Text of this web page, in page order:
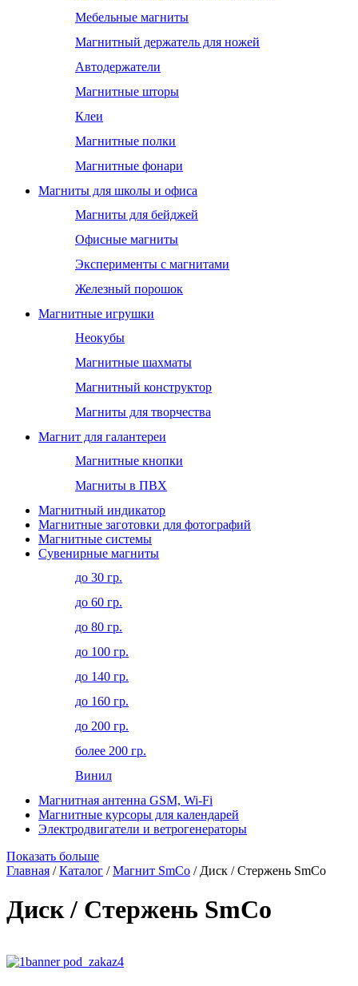
Мебельные магниты
Магнитный держатель для ножей
Автодержатели
Магнитные шторы
Клеи
Магнитные полки
Магнитные фонари
Магниты для школы и офиса
Магниты для бейджей
Офисные магниты
Эксперименты с магнитами
Железный порошок
Магнитные игрушки
Неокубы
Магнитные шахматы
Магнитный конструктор
Магниты для творчества
Магнит для галантереи
Магнитные кнопки
Магниты в ПВХ
Магнитный индикатор
Магнитные заготовки для фотографий
Магнитные системы
Сувенирные магниты
до 30 гр.
до 60 гр.
до 80 гр.
до 100 гр.
до 140 гр.
до 160 гр.
до 200 гр.
более 200 гр.
Винил
Магнитная антенна GSM, Wi-Fi
Магнитные курсоры для календарей
Электродвигатели и ветрогенераторы
Показать больше
Главная /Каталог /Магнит SmCo / Диск / Стержень SmCo
Диск / Стержень SmCo